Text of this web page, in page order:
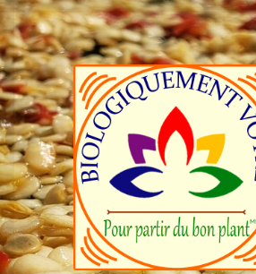
Aller
à
la
navigation
Aller
au
contenu